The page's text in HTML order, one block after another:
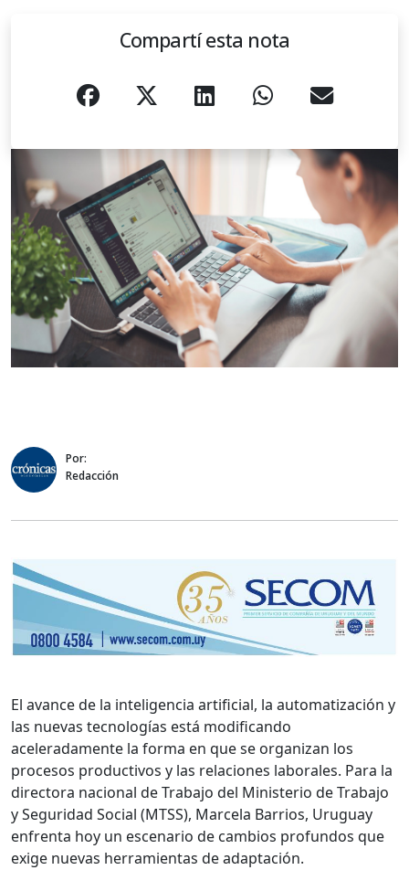
Compartí esta nota
Por:
Redacción
El avance de la inteligencia artificial, la automatización y
las nuevas tecnologías está modificando
aceleradamente la forma en que se organizan los
procesos productivos y las relaciones laborales. Para la
directora nacional de Trabajo del Ministerio de Trabajo
y Seguridad Social (MTSS), Marcela Barrios, Uruguay
enfrenta hoy un escenario de cambios profundos que
exige nuevas herramientas de adaptación.